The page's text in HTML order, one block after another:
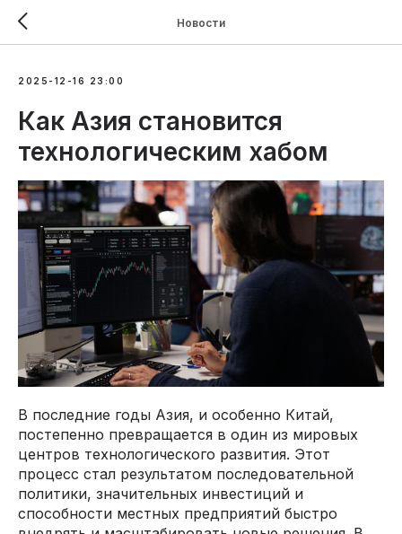
Новости
2025-12-16 23:00
Как Азия становится
технологическим хабом
В последние годы Азия, и особенно Китай,
постепенно превращается в один из мировых
центров технологического развития. Этот
процесс стал результатом последовательной
политики, значительных инвестиций и
способности местных предприятий быстро